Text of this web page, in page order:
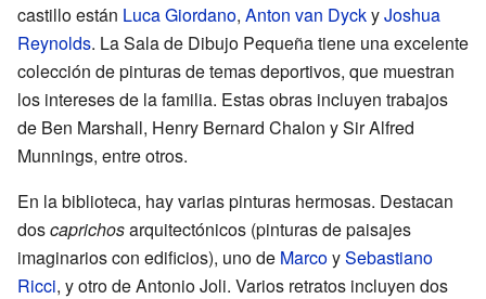
castillo están Luca Giordano, Anton van DyckyJoshua
Reynolds. La Sala de Dibujo Pequeña tiene una excelente
colección de pinturas de temas deportivos, que muestran
los intereses de la familia. Estas obras incluyen trabajos
de Ben Marshall, Henry Bernard Chalon y Sir Alfred
Munnings, entre otros.
En la biblioteca, hay varias pinturas hermosas. Destacan
doscaprichosarquitectónicos (pinturas de paisajes
imaginarios con edificios), uno de MarcoySebastiano
Ricci, y otro de Antonio Joli. Varios retratos incluyen dos